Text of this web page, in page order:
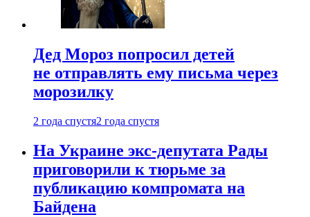
Дед Мороз попросил детей
не отправлять ему письма через
морозилку
2 года спустя2 года спустя
На Украине экс-депутата Рады
приговорили к тюрьме за
публикацию компромата на
Байдена